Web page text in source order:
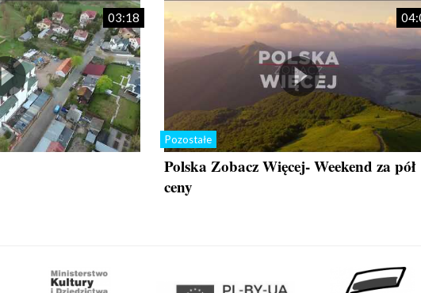
03:18
Pozostałe
Polska Zobacz Więcej- Weekend za pół
ceny